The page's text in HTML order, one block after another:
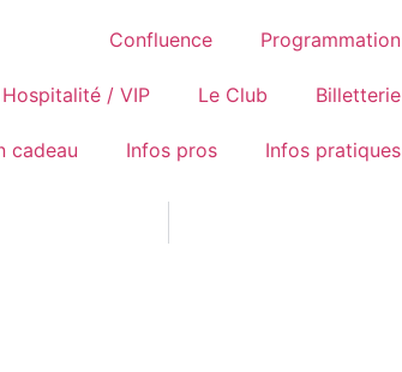
Confluence Programmation
Hospitalité / VIP Le Club Billetterie
cadeau Infos pros Infos pratiques